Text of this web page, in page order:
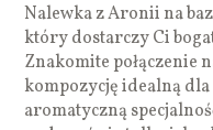
Nalewka z Aronii na
który dostarczy Ci
Znakomite połączenie
kompozycję idealną
aromatyczną